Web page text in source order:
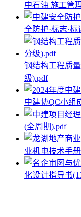
中石油 施工管
全防护·标志·
钢结构工程质
级).pdf
中建协QC小组
(全周期).pdf
业机电技术手
化设计指导书